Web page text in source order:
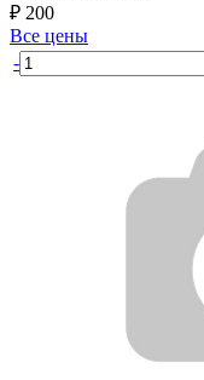
₽ 200
Все цены
-